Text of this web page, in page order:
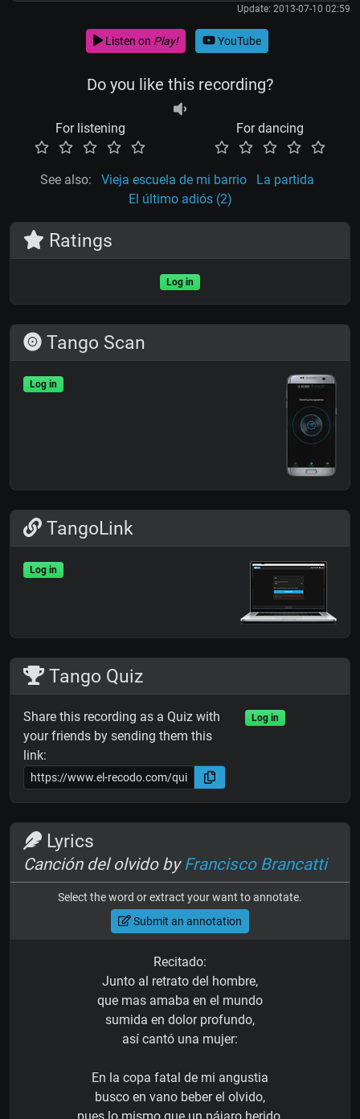
Update: 2013-07-10 02:59
Listen on Play! YouTube
Do you like this recording?
For listening For dancing
See also: Vieja escuela de mi barrio
La partida
El último adiós (2)
Ratings
Log in
Tango Scan
Log in
TangoLink
Log in
Tango Quiz
Share this recording as a Quiz with
your friends by sending them this
link:
Log in
Lyrics
Canción del olvido byFrancisco Brancatti
Select the word or extract your want to annotate.
Submit an annotation
Recitado:
Junto al retrato del hombre,
que mas amaba en el mundo
sumida en dolor profundo,
así cantó una mujer:
En la copa fatal de mi angustia
busco en vano beber el olvido,